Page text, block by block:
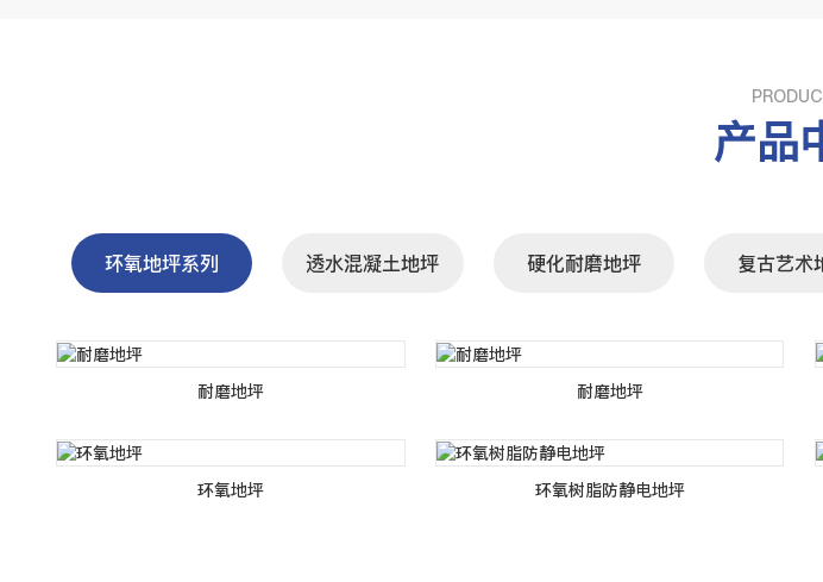
产品
环氧地坪系列 透水混凝土地坪 硬化耐磨地坪 复古艺术
耐磨地坪 耐磨地坪
环氧地坪 环氧树脂防静电地坪